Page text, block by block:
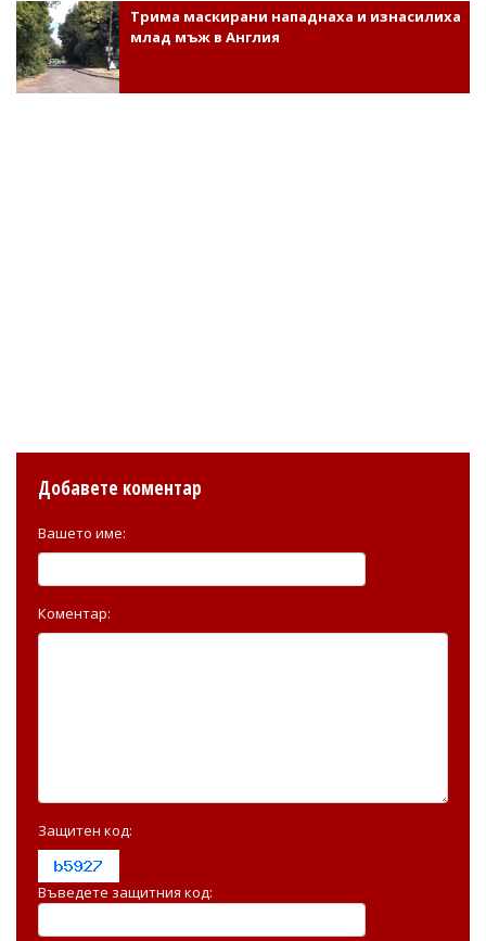
Трима маскирани нападнаха и изнасилиха
млад мъж в Англия
Добавете коментар
Вашето име:
Коментар:
Защитен код:
Въведете защитния код: